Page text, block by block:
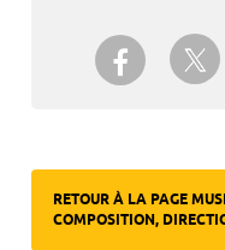
RETOUR À LA PAGE
COMPOSITION,